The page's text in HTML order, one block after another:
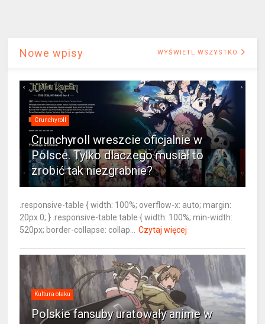
Nowe wpisy WYŚWIETL WSZYSTKO
Crunchyroll
Crunchyroll wreszcie oficjalnie w
Polsce. Tylko dlaczego musiał to
zrobić tak niezgrabnie?
.responsive-table { width: 100%; overflow-x: auto; margin:
20px 0; } .responsive-table table { width: 100%; min-width:
520px; border-collapse: collap... Czytaj więcej
Kultura otaku
Polskie fansuby uratowały anime w